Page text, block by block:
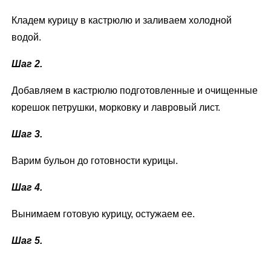
Кладем курицу в кастрюлю и заливаем холодной
водой.
Шаг 2.
Добавляем в кастрюлю подготовленные и очищенные
корешок петрушки, морковку и лавровый лист.
Шаг 3.
Варим бульон до готовности курицы.
Шаг 4.
Вынимаем готовую курицу, остужаем ее.
Шаг 5.